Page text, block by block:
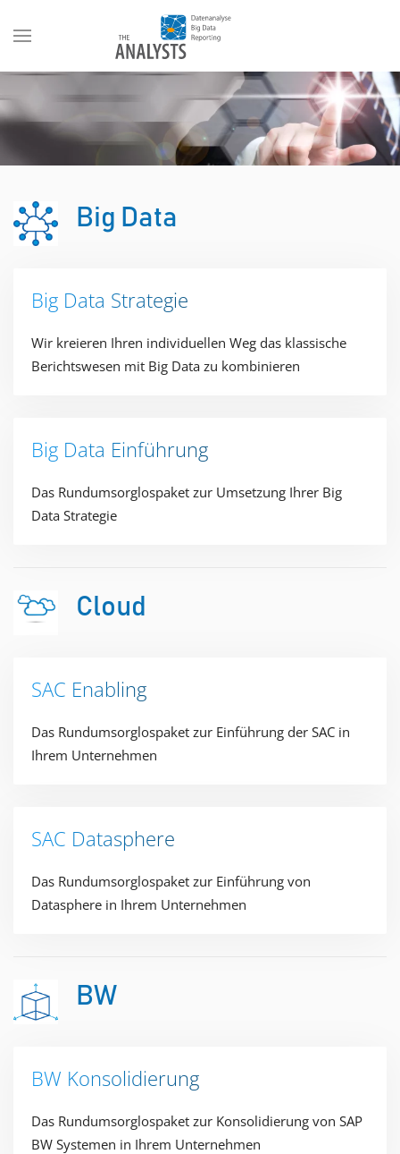
Big Data
Big Data Strategie​
Wir kreieren Ihren individuellen Weg das klassische
Berichtswesen mit Big Data zu kombinieren​
Big Data Einführung​
Das Rundumsorglospaket zur Umsetzung Ihrer Big
Data Strategie​
Cloud
SAC Enabling​
Das Rundumsorglospaket zur Einführung der SAC in
Ihrem Unternehmen​
SAC Datasphere
Das Rundumsorglospaket zur Einführung von
Datasphere in Ihrem Unternehmen​
BW
BW​ Konsolidierung
Das Rundumsorglospaket zur Konsolidierung von SAP
BW Systemen in Ihrem Unternehmen